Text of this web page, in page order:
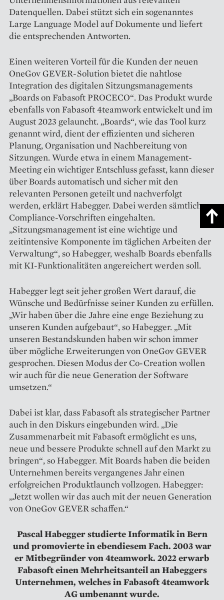
Datenquellen. Dabei stützt sich ein sogenanntes
Large Language Model auf Dokumente und liefert
die entsprechenden Antworten.
Einen weiteren Vorteil für die Kunden der neuen
OneGov GEVER-­Solution bietet die nahtlose
Integration des digitalen Sitzungsmanagements
„Boards on Fabasoft PROCECO“. Das Produkt wurde
ebenfalls von Fabasoft 4teamwork entwickelt und im
August 2023 gelauncht. „Boards“, wie das Tool kurz
genannt wird, dient der effizienten und sicheren
Planung, Organisation und Nachbereitung von
Sitzungen. Wurde etwa in einem Management-
Meeting ein wichtiger Entschluss gefasst, kann dieser
über Boards automatisch und sicher mit den
relevanten Personen geteilt und nachverfolgt
werden, erklärt Habegger. Dabei werden sämtliche
Compliance-Vorschriften eingehalten.
„Sitzungsmanagement ist eine wichtige und
zeitintensive Komponente im täglichen Arbeiten der
Verwaltung“, so Habegger, weshalb Boards ebenfalls
mit KI-Funktionalitäten ange­reichert werden soll.
Habegger legt seit jeher großen Wert darauf, die
Wünsche und Bedürfnisse seiner Kunden zu erfüllen.
„Wir haben über die Jahre eine enge Beziehung zu
unseren Kunden aufgebaut“, so Habegger. „Mit
unseren Bestandskunden haben wir schon immer
über mögliche Erweiterungen von OneGov GEVER
gesprochen. Diesen Modus der Co-Creation wollen
wir auch für die neue Generation der Software
umsetzen.“
Dabei ist klar, dass Fabasoft als strategischer Partner
auch in den Diskurs eingebunden wird. „Die
Zusammenarbeit mit Fabasoft ermöglicht es uns,
neue und bessere Produkte schnell auf den Markt zu
bringen“, so Habegger. Mit Boards haben die beiden
Unternehmen bereits vergangenes Jahr einen
erfolgreichen Produktlaunch vollzogen. Habegger:
„Jetzt wollen wir das auch mit der neuen Generation
von OneGov GEVER schaffen.“
Pascal Habegger studierte Informatik in Bern
und promovierte in ebendiesem Fach. 2003 war
er Mitbegründer von 4teamwork. 2022 erwarb
Fabasoft einen Mehrheitsanteil an Habeggers
Unternehmen, welches in Fabasoft 4teamwork
AG umbenannt wurde.